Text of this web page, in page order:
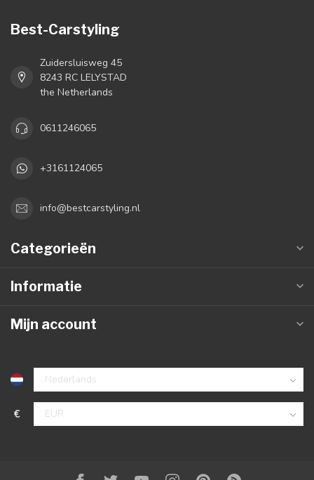
Best-Carstyling
Zuidersluisweg 45
8243 RC LELYSTAD
the Netherlands
0611246065
+3161124065
info@bestcarstyling.nl
Categorieën
Informatie
Mijn account
€